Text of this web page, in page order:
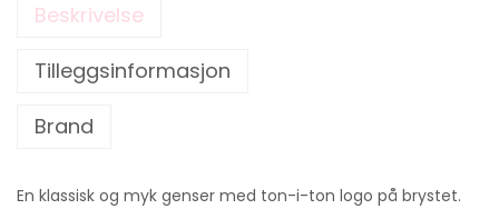
Beskrivelse
Tilleggsinformasjon
Brand
En klassisk og myk genser med ton-i-ton logo på brystet.